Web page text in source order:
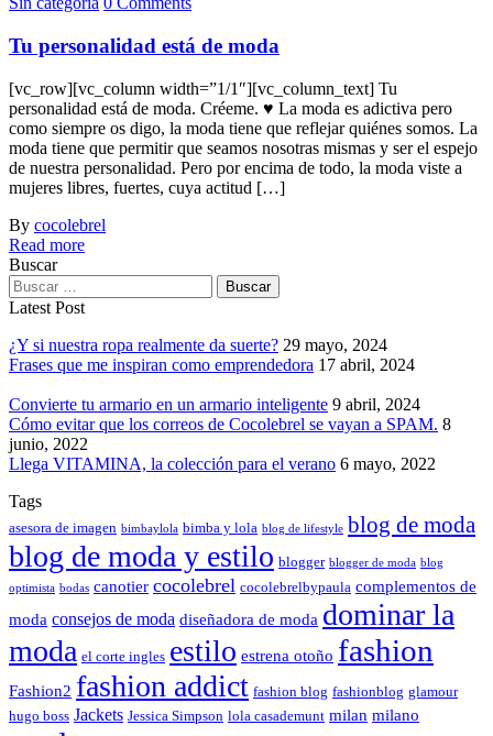
Tu personalidad está de moda
[vc_row][vc_column width=”1/1″][vc_column_text] Tu
personalidad está de moda. Créeme. ♥ La moda es adictiva pero
como siempre os digo, la moda tiene que reflejar quiénes somos. La
moda tiene que permitir que seamos nosotras mismas y ser el espejo
de nuestra personalidad. Pero por encima de todo, la moda viste a
mujeres libres, fuertes, cuya actitud […]
By cocolebrel
Read more
Buscar
Buscar:
Latest Post
¿Y si nuestra ropa realmente da suerte? 29 mayo, 2024
Frases que me inspiran como emprendedora 17 abril, 2024
Convierte tu armario en un armario inteligente 9 abril, 2024
Cómo evitar que los correos de Cocolebrel se vayan a SPAM. 8
junio, 2022
Llega VITAMINA, la colección para el verano 6 mayo, 2022
Tags
asesora de imagen bimbaylola bimba y lola blog de lifestyle blog de moda
blog de moda y estilo blogger blogger de moda blog
optimista bodas canotier cocolebrel cocolebrelbypaula complementos de
moda consejos de moda diseñadora de moda dominar la
moda el corte ingles estilo estrena otoño fashion
Fashion2 fashion addict fashion blog fashionblog glamour
hugo boss Jackets Jessica Simpson lola casademunt milan milano